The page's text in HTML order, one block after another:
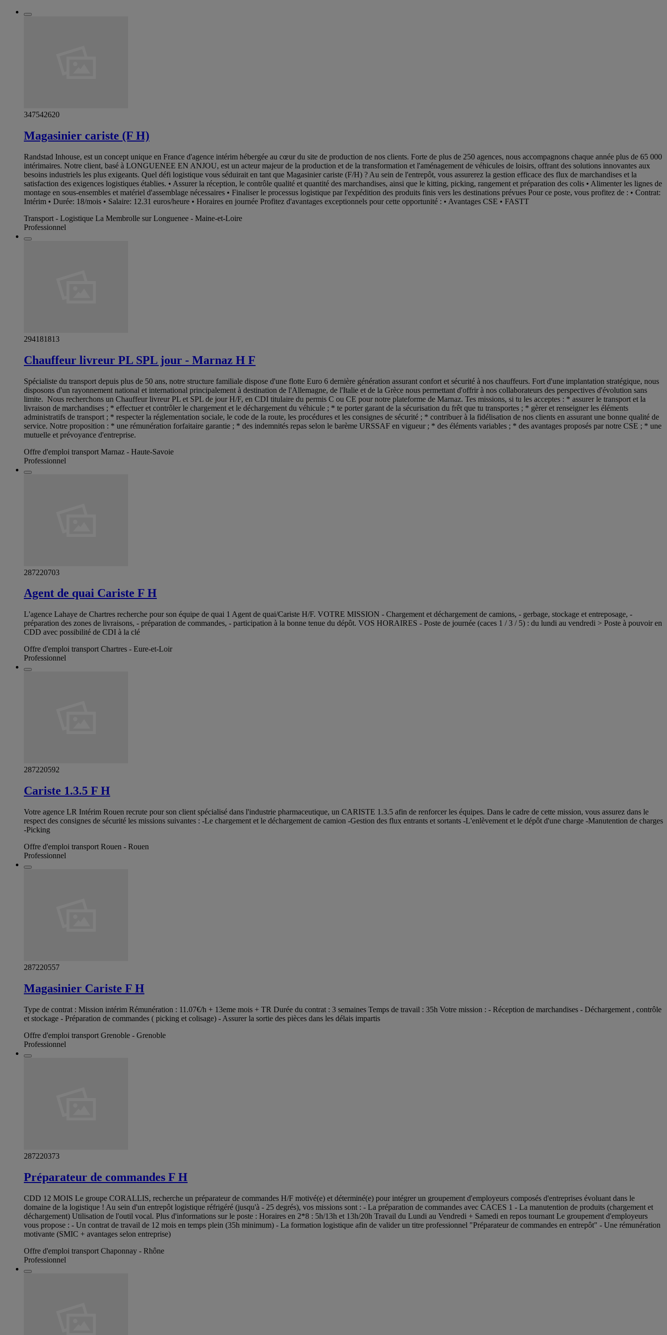
347542620
Magasinier cariste (F H)
Randstad Inhouse, est un concept unique en France d'agence intérim hébergée au cœur du site de production de nos clients. Forte de plus de 250 agences, nous accompagnons chaque année plus de 65 000
intérimaires. Notre client, basé à LONGUENEE EN ANJOU, est un acteur majeur de la production et de la transformation et l'aménagement de véhicules de loisirs, offrant des solutions innovantes aux
besoins industriels les plus exigeants. Quel défi logistique vous séduirait en tant que Magasinier cariste (F/H) ? Au sein de l'entrepôt, vous assurerez la gestion efficace des flux de marchandises et la
satisfaction des exigences logistiques établies. • Assurer la réception, le contrôle qualité et quantité des marchandises, ainsi que le kitting, picking, rangement et préparation des colis • Alimenter les lignes de
montage en sous-ensembles et matériel d'assemblage nécessaires • Finaliser le processus logistique par l'expédition des produits finis vers les destinations prévues Pour ce poste, vous profitez de : • Contrat:
Intérim • Durée: 18/mois • Salaire: 12.31 euros/heure • Horaires en journée Profitez d'avantages exceptionnels pour cette opportunité : • Avantages CSE • FASTT
Transport - Logistique La Membrolle sur Longuenee - Maine-et-Loire
Professionnel
294181813
Chauffeur livreur PL SPL jour - Marnaz H F
Spécialiste du transport depuis plus de 50 ans, notre structure familiale dispose d'une flotte Euro 6 dernière génération assurant confort et sécurité à nos chauffeurs. Fort d'une implantation stratégique, nous
disposons d'un rayonnement national et international principalement à destination de l'Allemagne, de l'Italie et de la Grèce nous permettant d'offrir à nos collaborateurs des perspectives d'évolution sans
limite. Nous recherchons un Chauffeur livreur PL et SPL de jour H/F, en CDI titulaire du permis C ou CE pour notre plateforme de Marnaz. Tes missions, si tu les acceptes : * assurer le transport et la
livraison de marchandises ; * effectuer et contrôler le chargement et le déchargement du véhicule ; * te porter garant de la sécurisation du frêt que tu transportes ; * gèrer et renseigner les éléments
administratifs de transport ; * respecter la réglementation sociale, le code de la route, les procédures et les consignes de sécurité ; * contribuer à la fidélisation de nos clients en assurant une bonne qualité de
service. Notre proposition : * une rémunération forfaitaire garantie ; * des indemnités repas selon le barème URSSAF en vigueur ; * des éléments variables ; * des avantages proposés par notre CSE ; * une
mutuelle et prévoyance d'entreprise.
Offre d'emploi transport Marnaz - Haute-Savoie
Professionnel
287220703
Agent de quai Cariste F H
L'agence Lahaye de Chartres recherche pour son équipe de quai 1 Agent de quai/Cariste H/F. VOTRE MISSION - Chargement et déchargement de camions, - gerbage, stockage et entreposage, -
préparation des zones de livraisons, - préparation de commandes, - participation à la bonne tenue du dépôt. VOS HORAIRES - Poste de journée (caces 1 / 3 / 5) : du lundi au vendredi > Poste à pouvoir en
CDD avec possibilité de CDI à la clé
Offre d'emploi transport Chartres - Eure-et-Loir
Professionnel
287220592
Cariste 1.3.5 F H
Votre agence LR Intérim Rouen recrute pour son client spécialisé dans l'industrie pharmaceutique, un CARISTE 1.3.5 afin de renforcer les équipes. Dans le cadre de cette mission, vous assurez dans le
respect des consignes de sécurité les missions suivantes : -Le chargement et le déchargement de camion -Gestion des flux entrants et sortants -L'enlèvement et le dépôt d'une charge -Manutention de charges
-Picking
Offre d'emploi transport Rouen - Rouen
Professionnel
287220557
Magasinier Cariste F H
Type de contrat : Mission intérim Rémunération : 11.07€/h + 13eme mois + TR Durée du contrat : 3 semaines Temps de travail : 35h Votre mission : - Réception de marchandises - Déchargement , contrôle
et stockage - Préparation de commandes ( picking et colisage) - Assurer la sortie des pièces dans les délais impartis
Offre d'emploi transport Grenoble - Grenoble
Professionnel
287220373
Préparateur de commandes F H
CDD 12 MOIS Le groupe CORALLIS, recherche un préparateur de commandes H/F motivé(e) et déterminé(e) pour intégrer un groupement d'employeurs composés d'entreprises évoluant dans le
domaine de la logistique ! Au sein d'un entrepôt logistique réfrigéré (jusqu'à - 25 degrés), vos missions sont : - La préparation de commandes avec CACES 1 - La manutention de produits (chargement et
déchargement) Utilisation de l'outil vocal. Plus d'informations sur le poste : Horaires en 2*8 : 5h/13h et 13h/20h Travail du Lundi au Vendredi + Samedi en repos tournant Le groupement d'employeurs
vous propose : - Un contrat de travail de 12 mois en temps plein (35h minimum) - La formation logistique afin de valider un titre professionnel "Préparateur de commandes en entrepôt" - Une rémunération
motivante (SMIC + avantages selon entreprise)
Offre d'emploi transport Chaponnay - Rhône
Professionnel